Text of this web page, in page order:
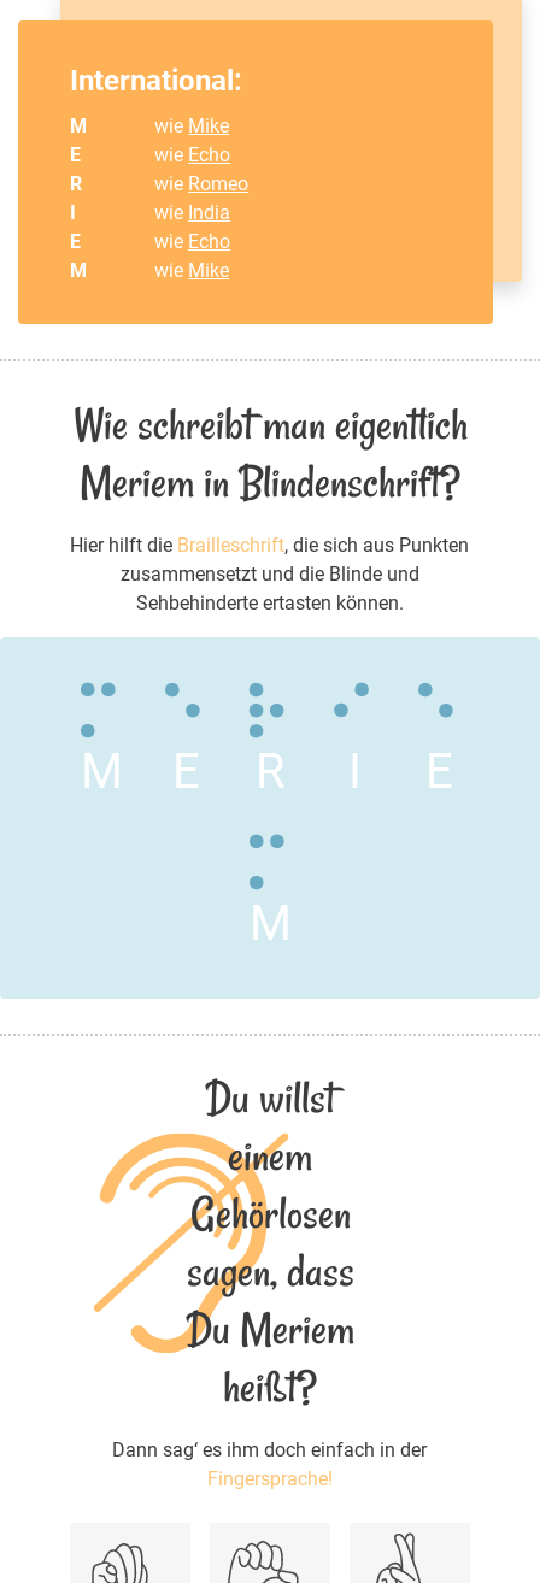
International:
M wie Mike
E
wie Echo
R
wie Romeo
I
wie India
E
wie Echo
M
wie Mike
Wie schreibt man eigentlich
Meriem in Blindenschrift?
Hier hilft die Brailleschrift, die sich aus Punkten
zusammensetzt und die Blinde und
Sehbehinderte ertasten können.
M E R I E
M
Du willst
einem
Gehörlosen
sagen, dass
Du Meriem
heißt?
Dann sag‘ es ihm doch einfach in der
Fingersprache!